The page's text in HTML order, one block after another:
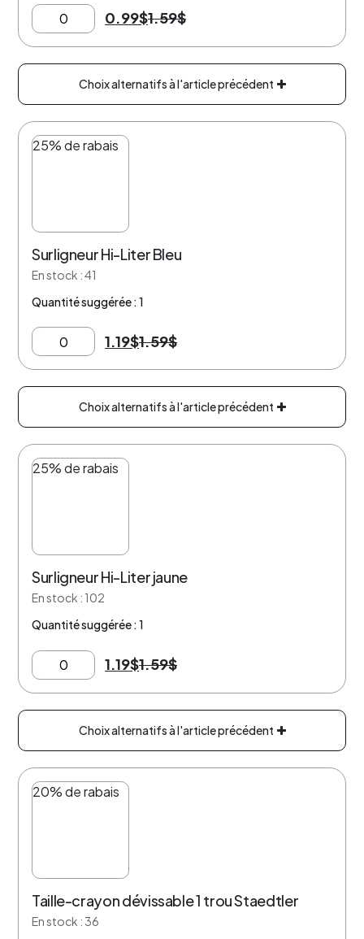
0.99$1.59$
Choix alternatifs à l'article précédent
25% de rabais
Surligneur Hi-Liter Bleu
En stock : 41
Quantité suggérée : 1
1.19$1.59$
Choix alternatifs à l'article précédent
25% de rabais
Surligneur Hi-Liter jaune
En stock : 102
Quantité suggérée : 1
1.19$1.59$
Choix alternatifs à l'article précédent
20% de rabais
Taille-crayon dévissable 1 trou Staedtler
En stock : 36